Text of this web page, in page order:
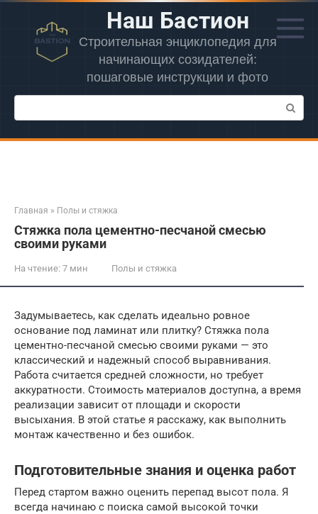
Перейти
контенту
Наш Бастион
Строительная энциклопедия для
начинающих созидателей:
пошаговые инструкции и фото
Поиск:
Главная » Полы и стяжка
Стяжка пола цементно-песчаной смесью
своими руками
На чтение: 7 мин Полы и стяжка
Задумываетесь, как сделать идеально ровное
основание под ламинат или плитку? Стяжка пола
цементно-песчаной смесью своими руками — это
классический и надежный способ выравнивания.
Работа считается средней сложности, но требует
аккуратности. Стоимость материалов доступна, а время
реализации зависит от площади и скорости
высыхания. В этой статье я расскажу, как выполнить
монтаж качественно и без ошибок.
Подготовительные знания и оценка работ
Перед стартом важно оценить перепад высот пола. Я
всегда начинаю с поиска самой высокой точки